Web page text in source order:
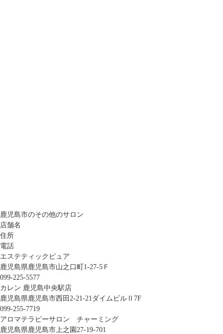
鹿児島市のその他のサロン
店舗名
住所
電話
エステティックピュア
鹿児島県鹿児島市山之口町1-27-5Ｆ
099-225-5577
カレン 鹿児島中央駅店
鹿児島県鹿児島市西田2-21-21ダイムビルⅡ7F
099-255-7719
アロマテラピーサロン チャーミング
鹿児島県鹿児島市上之園27-19-701